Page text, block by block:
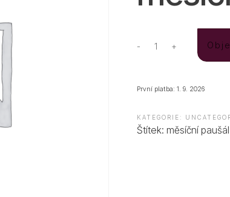
-
měsíční
množství
+
První platba: 1. 9. 2026
KATEGORIE:
Štítek: měsíční paušál